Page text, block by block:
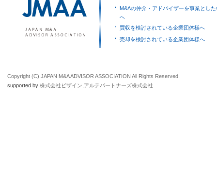
M&Aの仲介・アドバイザーを事業とし
へ
買収を検討されている企業団体様へ
売却を検討されている企業団体様へ
Copyright (C) JAPAN M&A ADVISOR ASSOCIATION All Rights Reserved.
supported by 株式会社ビザイン アルテパートナーズ株式会社